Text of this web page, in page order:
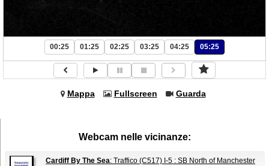
00:25 01:25 02:25 03:25 04:25 05:25
Mappa Fullscreen Guarda
Webcam nelle vicinanze:
Cardiff By The Sea: Traffico (C517) I-5 : SB North of Manchester